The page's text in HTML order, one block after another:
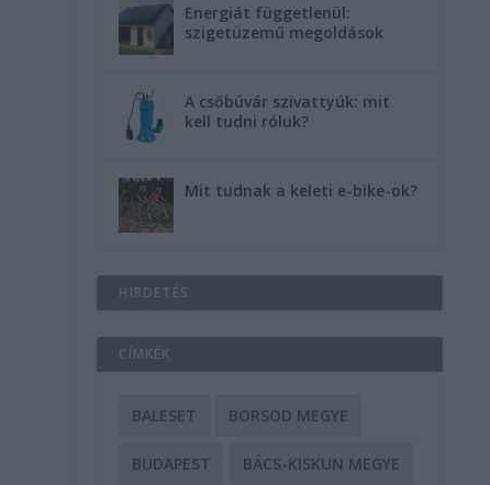
Energiát függetlenül:
szigetüzemű megoldások
A csőbúvár szivattyúk: mit
kell tudni róluk?
Mit tudnak a keleti e-bike-ok?
HIRDETÉS
CÍMKÉK
BALESET BORSOD MEGYE
BUDAPEST BÁCS-KISKUN MEGYE